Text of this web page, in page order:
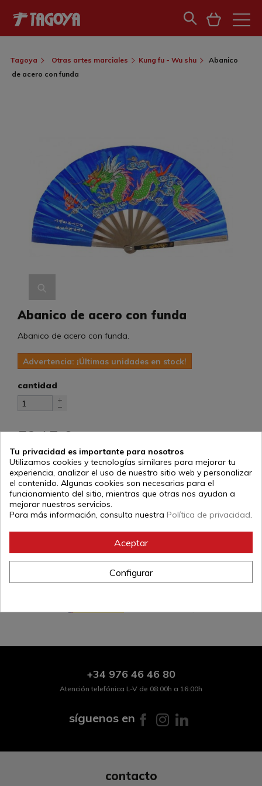
Tagoya Otras artes marciales Kung fu - Wu shu
Abanico
de acero con funda
Abanico de acero con funda
Abanico de acero con funda.
Advertencia: ¡Últimas unidades en stock!
cantidad
53,17 €
Añadir al carrito
Abanico de acero con funda.
+34 976 46 46 80
Atención telefónica L-V de 08:00h a 16:00h
síguenos en
contacto
Tu privacidad es importante para nosotros
Utilizamos cookies y tecnologías similares para mejorar tu
experiencia, analizar el uso de nuestro sitio web y personalizar
el contenido. Algunas cookies son necesarias para el
funcionamiento del sitio, mientras que otras nos ayudan a
mejorar nuestros servicios.
Para más información, consulta nuestra Política de privacidad
Aceptar
Configurar